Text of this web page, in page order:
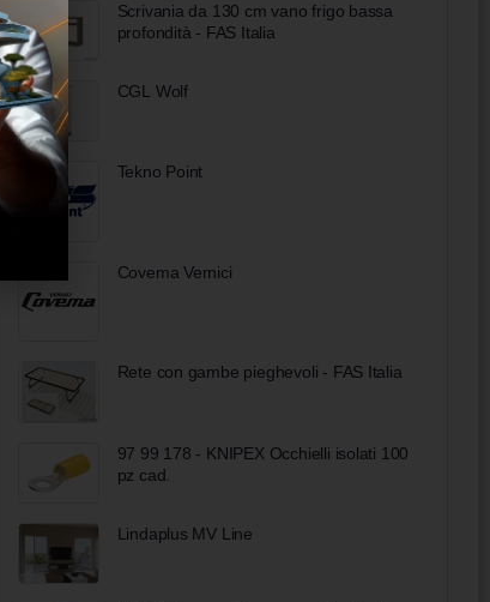
Scrivania da 130 cm vano frigo bassa
profondità - FAS Italia
CGL Wolf
Tekno Point
Covema Vernici
Rete con gambe pieghevoli - FAS Italia
97 99 178 - KNIPEX Occhielli isolati 100
pz cad.
Lindaplus MV Line